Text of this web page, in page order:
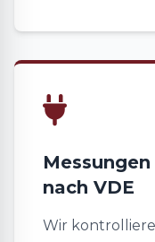
nach VDE
Wir